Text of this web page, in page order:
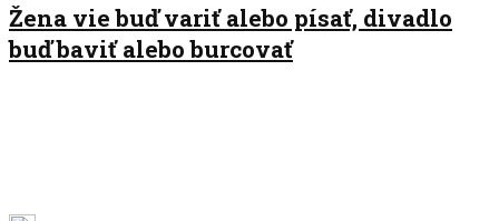
Žena vie buď variť alebo písať, divadlo
buď baviť alebo burcovať